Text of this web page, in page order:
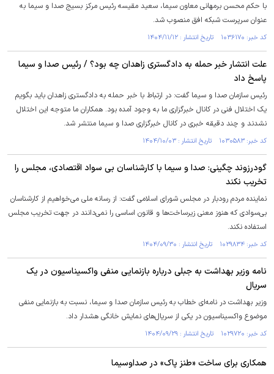
با حکم محسن برمهانی معاون سیما، سعید مقیسه رئیس مرکز بسیج صدا و سیما به
عنوان سرپرست شبکه افق منصوب شد.
کد خبر: ۱۰۳۶۱۷۰ تاریخ انتشار : ۱۴۰۴/۱۱/۱۲
علت انتشار خبر حمله به دادگستری زاهدان چه بود؟ / رئیس صدا و سیما
پاسخ داد
رئیس سازمان صدا و سیما گفت: در ارتباط با خبر حمله به دادگستری زاهدان باید بگویم
یک اختلال فنی در کانال خبرگزاری ما به وجود آمده بود. همکاران ما متوجه این اختلال
نشدند و چند دقیقه خبری در کانال خبرگزاری صدا و سیما منتشر شد.
کد خبر: ۱۰۳۰۵۸۳ تاریخ انتشار : ۱۴۰۴/۱۰/۰۳
گودرزوند چگینی: صدا و سیما با کارشناسان بی سواد اقتصادی، مجلس را
تخریب نکند
نماینده مردم رودبار در مجلس شورای اسلامی گفت: از رسانه ملی می‌خواهیم از کارشناسان
بی‌سوادی که هنوز معنی زیرساخت‌ها و قانون اساسی را نمی‌دانند در جهت تخریب مجلس
استفاده نکند.
کد خبر: ۱۰۲۹۸۳۴ تاریخ انتشار : ۱۴۰۴/۰۹/۳۰
نامه وزیر بهداشت به جبلی درباره بازنمایی منفی واکسیناسیون در یک
سریال
وزیر بهداشت در نامه‌ای خطاب به رئیس سازمان صدا و سیما، نسبت به بازنمایی منفی
موضوع واکسیناسیون در یکی از سریال‌های نمایش خانگی هشدار داد.
کد خبر: ۱۰۲۹۷۲۰ تاریخ انتشار : ۱۴۰۴/۰۹/۲۹
همکاری برای ساخت «طنز پاک» در صداوسیما